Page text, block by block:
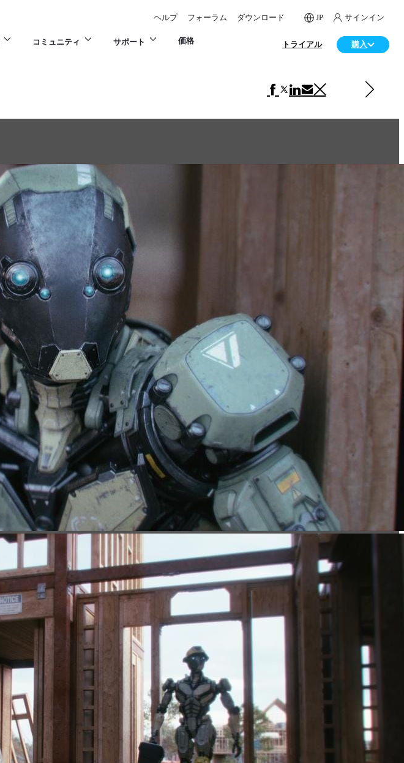
ヘルプ フォーラム ダウンロード JP サインイン
コミュニティ サポート 価格 トライアル 購入
Perils of Modern Vampire Hunting